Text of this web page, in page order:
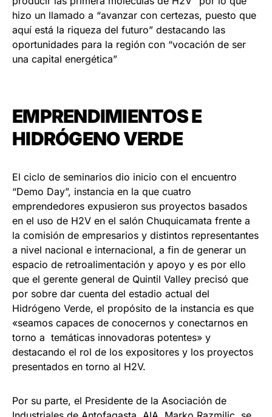
hizo un llamado a “avanzar con certezas, puesto que
aquí está la riqueza del futuro” destacando las
oportunidades para la región con “vocación de ser
una capital energética”
EMPRENDIMIENTOS E
HIDRÓGENO VERDE
El ciclo de seminarios dio inicio con el encuentro
“Demo Day”, instancia en la que cuatro
emprendedores expusieron sus proyectos basados
en el uso de H2V en el salón Chuquicamata frente a
la comisión de empresarios y distintos representantes
a nivel nacional e internacional, a fin de generar un
espacio de retroalimentación y apoyo y es por ello
que el gerente general de Quintil Valley precisó que
por sobre dar cuenta del estadio actual del
Hidrógeno Verde, el propósito de la instancia es que
«seamos capaces de conocernos y conectarnos en
torno a temáticas innovadoras potentes» y
destacando el rol de los expositores y los proyectos
presentados en torno al H2V.
Por su parte, el Presidente de la Asociación de